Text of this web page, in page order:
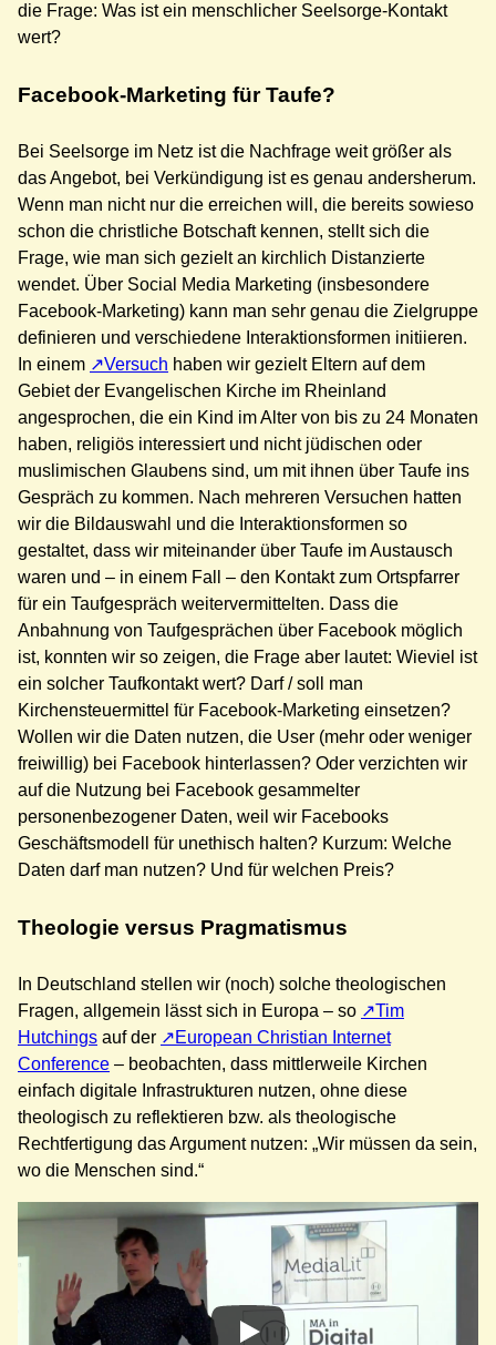
die Frage: Was ist ein menschlicher Seelsorge-Kontakt
wert?
Facebook-Marketing für Taufe?
Bei Seelsorge im Netz ist die Nachfrage weit größer als
das Angebot, bei Verkündigung ist es genau andersherum.
Wenn man nicht nur die erreichen will, die bereits sowieso
schon die christliche Botschaft kennen, stellt sich die
Frage, wie man sich gezielt an kirchlich Distanzierte
wendet. Über Social Media Marketing (insbesondere
Facebook-Marketing) kann man sehr genau die Zielgruppe
definieren und verschiedene Interaktionsformen initiieren.
In einem
Versuch haben wir gezielt Eltern auf dem
Gebiet der Evangelischen Kirche im Rheinland
angesprochen, die ein Kind im Alter von bis zu 24 Monaten
haben, religiös interessiert und nicht jüdischen oder
muslimischen Glaubens sind, um mit ihnen über Taufe ins
Gespräch zu kommen. Nach mehreren Versuchen hatten
wir die Bildauswahl und die Interaktionsformen so
gestaltet, dass wir miteinander über Taufe im Austausch
waren und – in einem Fall – den Kontakt zum Ortspfarrer
für ein Taufgespräch weitervermittelten. Dass die
Anbahnung von Taufgesprächen über Facebook möglich
ist, konnten wir so zeigen, die Frage aber lautet: Wieviel ist
ein solcher Taufkontakt wert? Darf / soll man
Kirchensteuermittel für Facebook-Marketing einsetzen?
Wollen wir die Daten nutzen, die User (mehr oder weniger
freiwillig) bei Facebook hinterlassen? Oder verzichten wir
auf die Nutzung bei Facebook gesammelter
personenbezogener Daten, weil wir Facebooks
Geschäftsmodell für unethisch halten? Kurzum: Welche
Daten darf man nutzen? Und für welchen Preis?
Theologie versus Pragmatismus
In Deutschland stellen wir (noch) solche theologischen
Fragen, allgemein lässt sich in Europa – so
Tim
Hutchings auf der
European Christian Internet
Conference – beobachten, dass mittlerweile Kirchen
einfach digitale Infrastrukturen nutzen, ohne diese
theologisch zu reflektieren bzw. als theologische
Rechtfertigung das Argument nutzen: „Wir müssen da sein,
wo die Menschen sind.“